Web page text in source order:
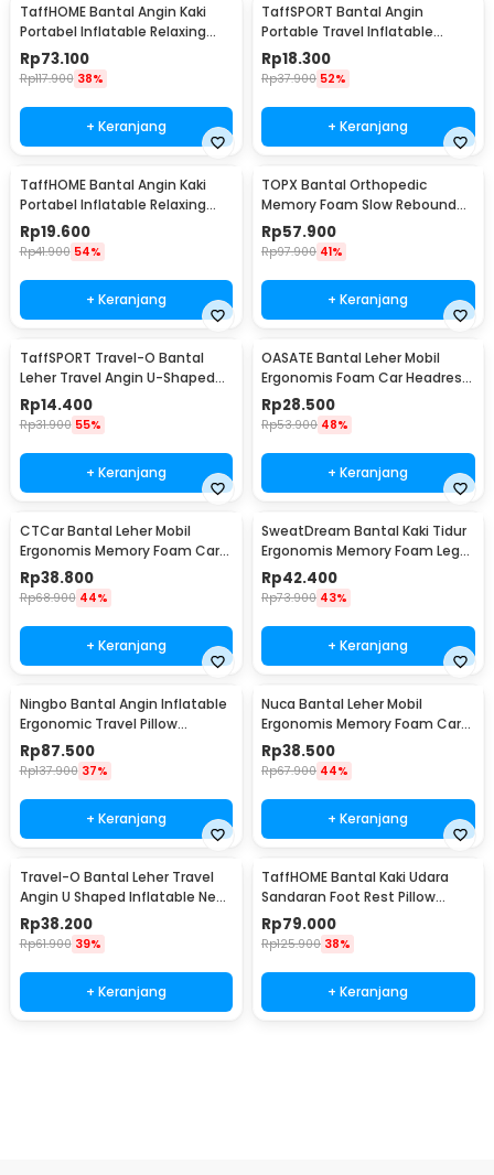
TaffHOME Bantal Angin Kaki
Portabel Inflatable Relaxing
Foot Rest - BSZ0020
Rp73.100
Rp117.900 38%
+ Keranjang
TaffSPORT Bantal Angin
Portable Travel Inflatable
Aeros Pillow - F8057
Rp18.300
Rp37.900 52%
+ Keranjang
TaffHOME Bantal Angin Kaki
Portabel Inflatable Relaxing
Feet Pillow - IAF-05
Rp19.600
Rp41.900 54%
+ Keranjang
TOPX Bantal Orthopedic
Memory Foam Slow Rebound
Pillow 48.5x28.5cm - TC100
Rp57.900
Rp97.900 41%
+ Keranjang
TaffSPORT Travel-O Bantal
Leher Travel Angin U-Shaped
Neck Pillow - RH34
Rp14.400
Rp31.900 55%
+ Keranjang
OASATE Bantal Leher Mobil
Ergonomis Foam Car Headrest
Pillow - M5
Rp28.500
Rp53.900 48%
+ Keranjang
CTCar Bantal Leher Mobil
Ergonomis Memory Foam Car
Headrest Pillow - CT5
Rp38.800
Rp68.900 44%
+ Keranjang
SweatDream Bantal Kaki Tidur
Ergonomis Memory Foam Leg
Sleeping Pillow - ZT-09
Rp42.400
Rp73.900 43%
+ Keranjang
Ningbo Bantal Angin Inflatable
Ergonomic Travel Pillow
Support - NT10
Rp87.500
Rp137.900 37%
+ Keranjang
Nuca Bantal Leher Mobil
Ergonomis Memory Foam Car
Headrest Pillow - NC33
Rp38.500
Rp67.900 44%
+ Keranjang
Travel-O Bantal Leher Travel
Angin U Shaped Inflatable Neck
Pillow - RH30
Rp38.200
Rp61.900 39%
+ Keranjang
TaffHOME Bantal Kaki Udara
Sandaran Foot Rest Pillow
Inflatable - BAT24
Rp79.000
Rp125.900 38%
+ Keranjang